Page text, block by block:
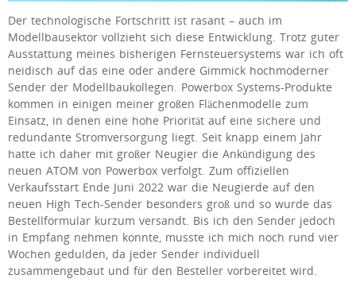
Der technologische Fortschritt ist rasant – auch im
Modellbausektor vollzieht sich diese Entwicklung. Trotz guter
Ausstattung meines bisherigen Fernsteuersystems war ich oft
neidisch auf das eine oder andere Gimmick hochmoderner
Sender der Modellbaukollegen. Powerbox Systems-Produkte
kommen in einigen meiner großen Flächenmodelle zum
Einsatz, in denen eine hohe Priorität auf eine sichere und
redundante Stromversorgung liegt. Seit knapp einem Jahr
hatte ich daher mit großer Neugier die Ankündigung des
neuen ATOM von Powerbox verfolgt. Zum offiziellen
Verkaufsstart Ende Juni 2022 war die Neugierde auf den
neuen High Tech-Sender besonders groß und so wurde das
Bestellformular kurzum versandt. Bis ich den Sender jedoch
in Empfang nehmen konnte, musste ich mich noch rund vier
Wochen gedulden, da jeder Sender individuell
zusammengebaut und für den Besteller vorbereitet wird.